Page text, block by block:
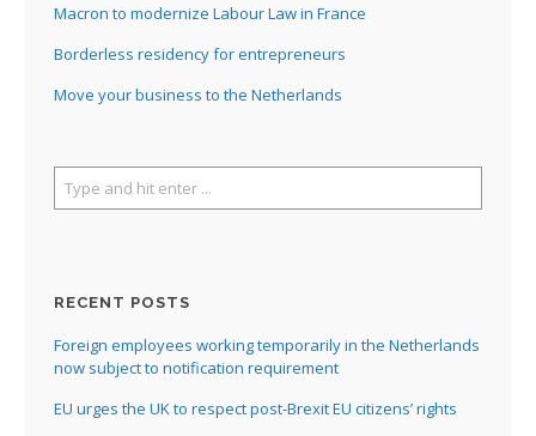
Macron to modernize Labour Law in France
Borderless residency for entrepreneurs
Move your business to the Netherlands
RECENT POSTS
Foreign employees working temporarily in the Netherlands
now subject to notification requirement
EU urges the UK to respect post-Brexit EU citizens’ rights